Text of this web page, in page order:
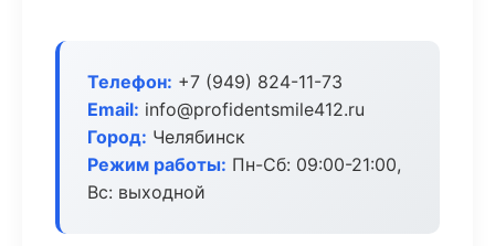
Телефон: +7 (949) 824-11-73
Email: info@profidentsmile412.ru
Город: Челябинск
Режим работы: Пн-Сб: 09:00-21:00,
Вс: выходной